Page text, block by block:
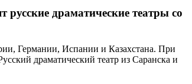
русские драматические театры со
Германии, Испании и Казахстана. При
драматический театр из Саранска и